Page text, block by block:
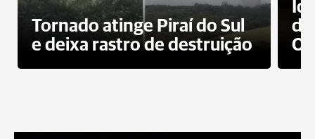
Tornado atinge Piraí do Sul
e deixa rastro de destruição